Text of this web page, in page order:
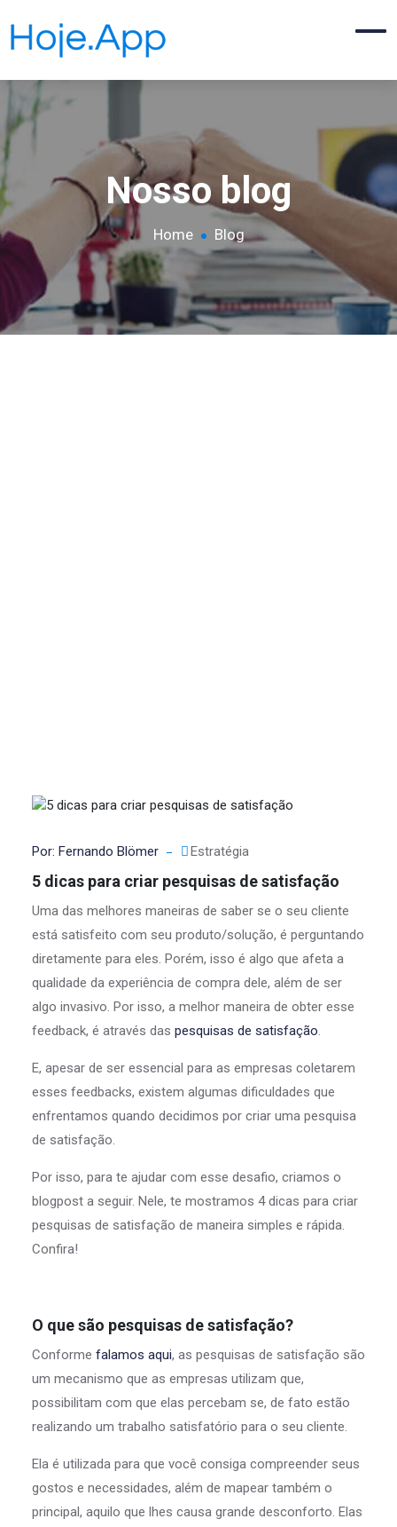
Nosso blog
Home Blog
Por: Fernando Blömer Estratégia
5 dicas para criar pesquisas de satisfação
Uma das melhores maneiras de saber se o seu cliente
está satisfeito com seu produto/solução, é perguntando
diretamente para eles. Porém, isso é algo que afeta a
qualidade da experiência de compra dele, além de ser
algo invasivo. Por isso, a melhor maneira de obter esse
feedback, é através das pesquisas de satisfação.
E, apesar de ser essencial para as empresas coletarem
esses feedbacks, existem algumas dificuldades que
enfrentamos quando decidimos por criar uma pesquisa
de satisfação.
Por isso, para te ajudar com esse desafio, criamos o
blogpost a seguir. Nele, te mostramos 4 dicas para criar
pesquisas de satisfação de maneira simples e rápida.
Confira!
O que são pesquisas de satisfação?
Conforme falamos aqui, as pesquisas de satisfação são
um mecanismo que as empresas utilizam que,
possibilitam com que elas percebam se, de fato estão
realizando um trabalho satisfatório para o seu cliente.
Ela é utilizada para que você consiga compreender seus
gostos e necessidades, além de mapear também o
principal, aquilo que lhes causa grande desconforto. Elas